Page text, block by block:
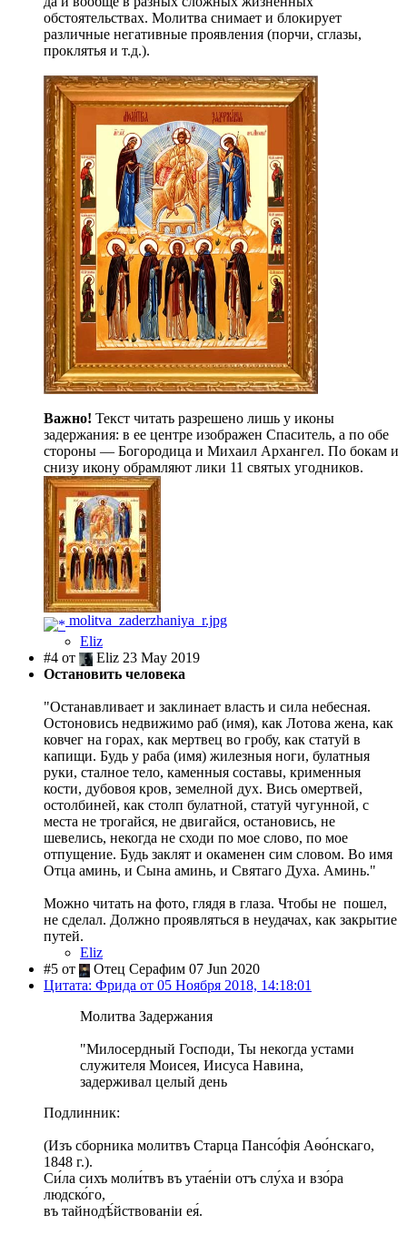
обстоятельствах. Молитва снимает и блокирует
различные негативные проявления (порчи, сглазы,
проклятья и т.д.).
Важно! Текст читать разрешено лишь у иконы
задержания: в ее центре изображен Спаситель, а по обе
стороны — Богородица и Михаил Архангел. По бокам и
снизу икону обрамляют лики 11 святых угодников.
molitva_zaderzhaniya_r.jpg
Eliz
#4 от
Eliz 23 May 2019
Остановить человека
"Останавливает и заклинает власть и сила небесная.
Остоновись недвижимо раб (имя), как Лотова жена, как
ковчег на горах, как мертвец во гробу, как статуй в
капищи. Будь у раба (имя) жилезныя ноги, булатныя
руки, сталное тело, каменныя составы, крименныя
кости, дубовоя кров, земелной дух. Вись омертвей,
остолбиней, как столп булатной, статуй чугунной, с
места не трогайся, не двигайся, остановись, не
шевелись, некогда не сходи по мое слово, по мое
отпущение. Будь заклят и окаменен сим словом. Во имя
Отца аминь, и Сына аминь, и Святаго Духа. Аминь."
Можно читать на фото, глядя в глаза. Чтобы не пошел,
не сделал. Должно проявляться в неудачах, как закрытие
путей.
Eliz
#5 от
Отец Серафим 07 Jun 2020
Цитата: Фрида от 05 Ноября 2018, 14:18:01
Молитва Задержания
"Милосердный Господи, Ты некогда устами
служителя Моисея, Иисуса Навина,
задерживал целый день
Подлинник:
(Изъ сборника молитвъ Старца Пансо́фія Аѳо́нскаго,
1848 г.).
Си́ла сихъ моли́твъ въ утае́ніи отъ слу́ха и взо́ра
людско́го,
въ тайнодѣ́йствованіи ея́.